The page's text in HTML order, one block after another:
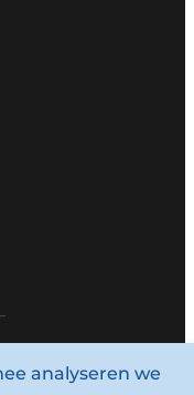
analyseren we